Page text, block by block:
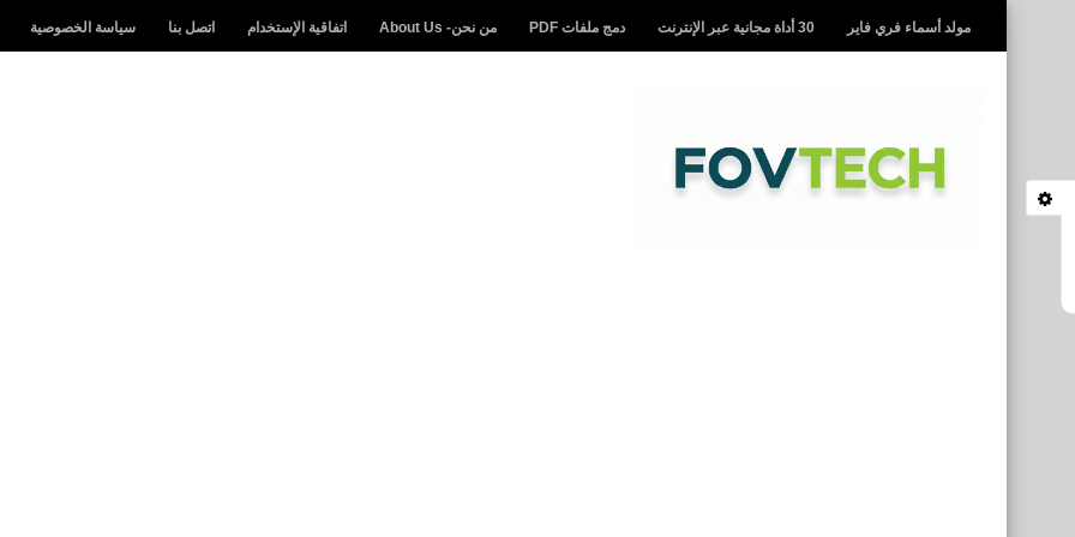
مولد أسماء فري فاير 30 أداة مجانية عبر الإنترنت دمج ملفات PDF من نحن- About Us اتفاقية الإستخدام اتصل بنا سياسة الخصوصية